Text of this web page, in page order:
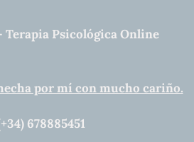
Terapia Psicológica Online
por mí con mucho cariño.
678885451